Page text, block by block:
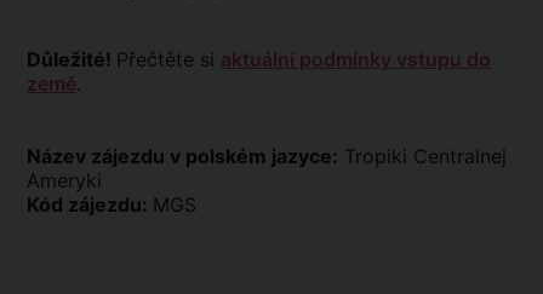
Důležité! Přečtěte si aktuální podmínky vstupu do
země.
Název zájezdu v polském jazyce: Tropiki Centralnej
Ameryki
Kód zájezdu: MGS